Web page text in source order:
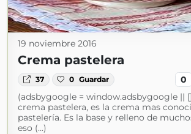
19 noviembre 2016
Crema pastelera
37 0 Guardar 0
(adsbygoogle = window.adsbygoogle ||
crema pastelera, es la crema mas
pastelería. Es la base y relleno de
eso (...)